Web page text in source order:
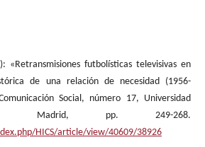
«Retransmisiones futbolísticas televisivas en
de una relación de necesidad (1956-
Social, número 17, Universidad
de Madrid, pp. 249-268.
HICS/article/view/40609/38926